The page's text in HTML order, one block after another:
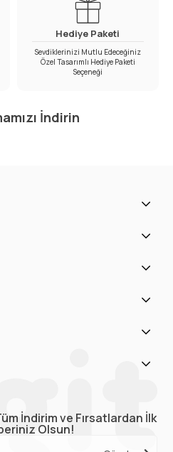
Hediye Paketi
Sevdiklerinizi Mutlu Edeceğiniz
Özel Tasarımlı Hediye Paketi
Seçeneği
İndirin
İndirim ve Fırsatlardan İlk
Olsun!